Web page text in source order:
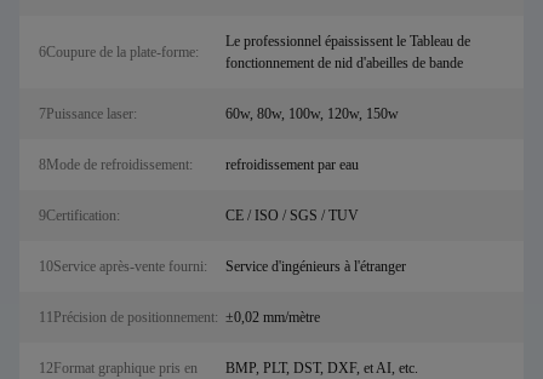
6Coupure de la plate-forme:
Le professionnel épaississent le Tableau de
fonctionnement de nid d'abeilles de bande
7Puissance laser: 60w, 80w, 100w, 120w, 150w
8Mode de refroidissement: refroidissement par eau
9Certification: CE / ISO / SGS / TUV
10Service après-vente fourni: Service d'ingénieurs à l'étranger
11Précision de positionnement: ±0,02 mm/mètre
12Format graphique pris en
BMP, PLT, DST, DXF, et AI, etc.